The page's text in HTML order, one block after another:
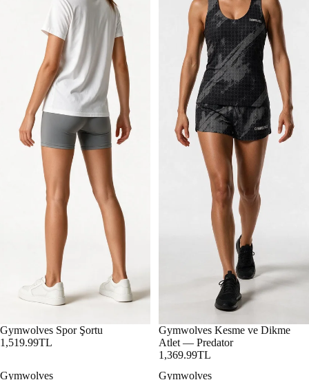
Gymwolves Spor Şortu
1,519.99TL
Gymwolves Kesme ve Dikme
Atlet — Predator
1,369.99TL
Gymwolves
Gymwolves